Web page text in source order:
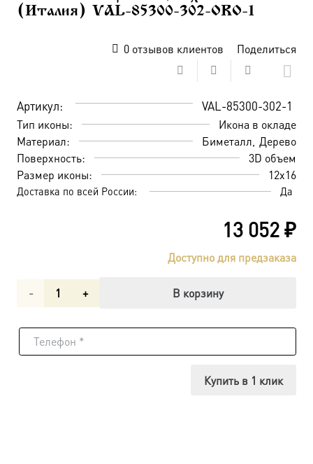
(Италия) VAL-85300-302-ORO-1
0отзывов клиентов Поделиться
Артикул: VAL-85300-302-1
Тип иконы:
Икона в окладе
Материал:
Биметалл Дерево
Поверхность:
3D объем
Размер иконы:
12х16
Доставка по всей России: Да
13 052₽
Доступно для предзаказа
Количество
Господь
В корзину
Купить в 1 клик